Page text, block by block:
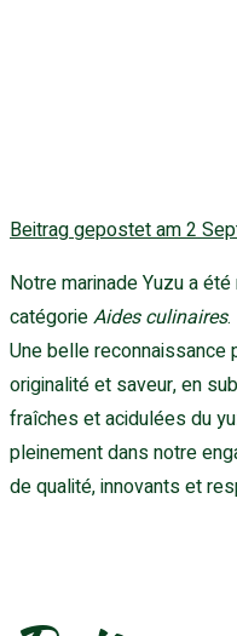
Beitrag gepostet am2
Notre marinade Yuzu a
catégorieAides culinaires.
Une belle reconnaissance
originalité et saveur, en
fraîches et acidulées du
pleinement dans notre
de qualité, innovants et